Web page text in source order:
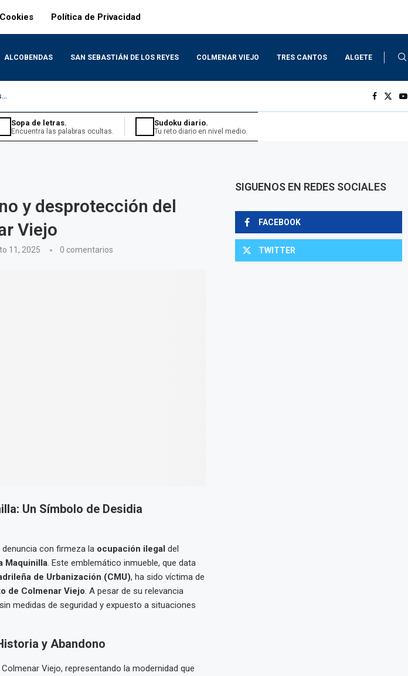
Política de Privacidad
ALCOBENDAS SAN SEBASTIÁN DE LOS REYES COLMENAR VIEJO TRES CANTOS ALGETE
Sopa de letras.
Encuentra las palabras ocultas.
Sudoku diario.
Tu reto diario en nivel medio.
y desprotección del
Viejo
11, 2025 0 comentarios
Un Símbolo de Desidia
con firmeza la ocupación ilegal del
Maquinilla. Este emblemático inmueble, que data
de Urbanización (CMU), ha sido víctima de
de Colmenar Viejo. A pesar de su relevancia
medidas de seguridad y expuesto a situaciones
y Abandono
Viejo, representando la modernidad que
SIGUENOS EN REDES SOCIALES
FACEBOOK
TWITTER